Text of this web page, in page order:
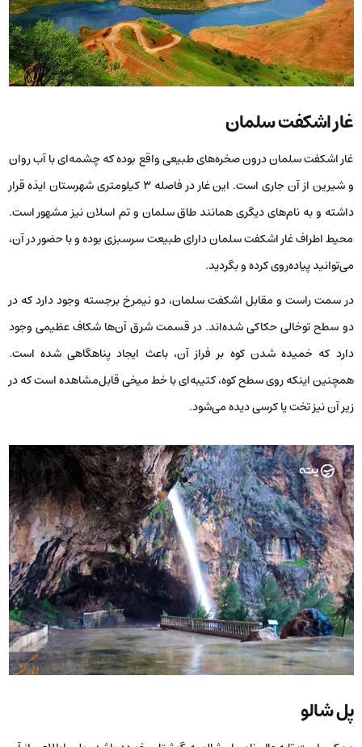
غار اشکفت سلمان
غار اشکفت سلمان درون صخره‌های طبیعی واقع بوده که چشمه‌ای با آب روان
و شیرین از آن جاری است. این غار در فاصله 3 کیلومتری شهرستان ایذه قرار
داشته و به نام‌های دیگری همانند طاق سلمان و تم اسلان نیز مشهور است.
محیط اطراف غار اشکفت سلمان دارای طبیعت سرسبزی بوده و با حضور در آن،
می‌توانید پیاده‌روی کرده و بگردید.
در سمت راست و مقابل اشکفت سلمان، دو نیمرخ برجسته وجود دارد که در
دو سطح توخالی حکاکی شده‌اند. در قسمت شرق آن‌ها شکاف عظیمی وجود
دارد که خمیده ‌شدن کوه بر فراز آن، باعث ایجاد پناهگاهی شده است.
همچنین اینکه روی سطح کوه، کتیبه‌ای با خط میخی قابل‌مشاهده است که در
زیر آن نیز تخت یا کرسی دیده می‌شود.
پل شالو